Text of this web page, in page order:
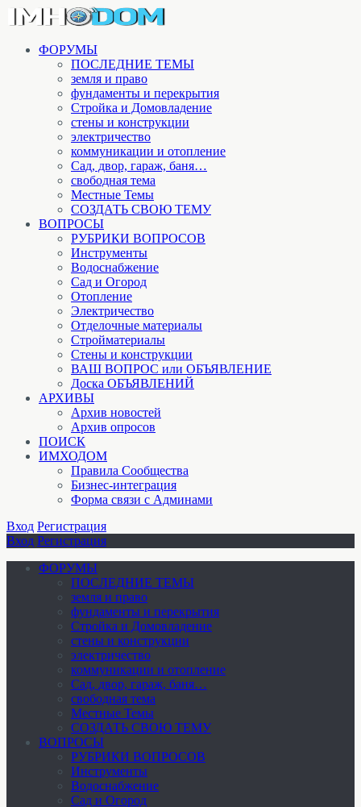
ФОРУМЫ
ПОСЛЕДНИЕ ТЕМЫ
земля и право
фундаменты и перекрытия
Стройка и Домовладение
стены и конструкции
электричество
коммуникации и отопление
Cад, двор, гараж, баня…
свободная тема
Местные Темы
СОЗДАТЬ СВОЮ ТЕМУ
ВОПРОСЫ
РУБРИКИ ВОПРОСОВ
Инструменты
Водоснабжение
Сад и Огород
Отопление
Электричество
Отделочные материалы
Стройматериалы
Стены и конструкции
ВАШ ВОПРОС или ОБЪЯВЛЕНИЕ
Доска ОБЪЯВЛЕНИЙ
АРХИВЫ
Архив новостей
Архив опросов
ПОИСК
ИМХОДОМ
Правила Сообщества
Бизнес-интеграция
Форма связи с Админами
Вход Регистрация
Вход Регистрация
ФОРУМЫ
ПОСЛЕДНИЕ ТЕМЫ
земля и право
фундаменты и перекрытия
Стройка и Домовладение
стены и конструкции
электричество
коммуникации и отопление
Cад, двор, гараж, баня…
свободная тема
Местные Темы
СОЗДАТЬ СВОЮ ТЕМУ
ВОПРОСЫ
РУБРИКИ ВОПРОСОВ
Инструменты
Водоснабжение
Сад и Огород